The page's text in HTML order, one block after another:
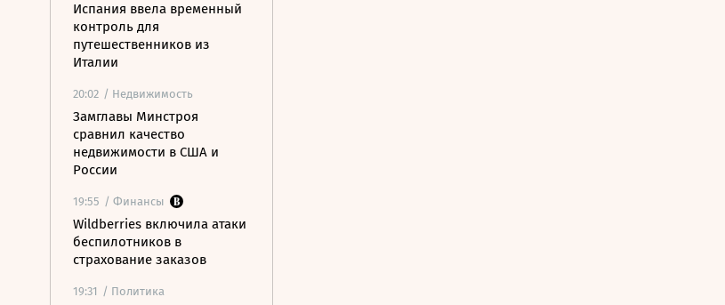
Испания ввела временный
контроль для
путешественников из
Италии
20:02 / Недвижимость
Замглавы Минстроя
сравнил качество
недвижимости в США и
России
19:55 / Финансы
Wildberries включила атаки
беспилотников в
страхование заказов
19:31 / Политика